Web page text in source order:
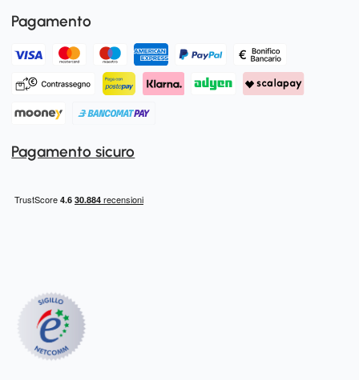
Pagamento
Pagamento sicuro